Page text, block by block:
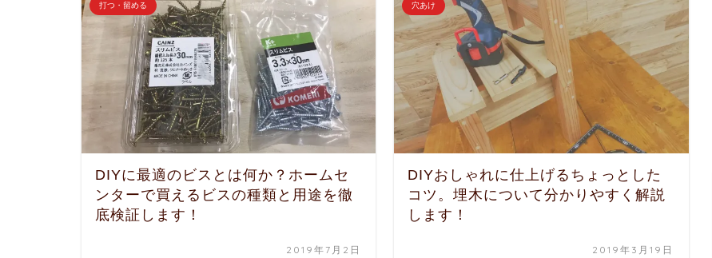
打つ・留める
DIYに最適のビスとは何か？ホームセ
ンターで買えるビスの種類と用途を徹
底検証します！
2019年7月2日
穴あけ
DIYおしゃれに仕上げるちょっとした
コツ。埋木について分かりやすく解説
します！
2019年3月19日